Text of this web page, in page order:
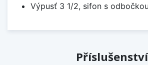
Výpusť 3 1/2, sifon s
Příslušenství